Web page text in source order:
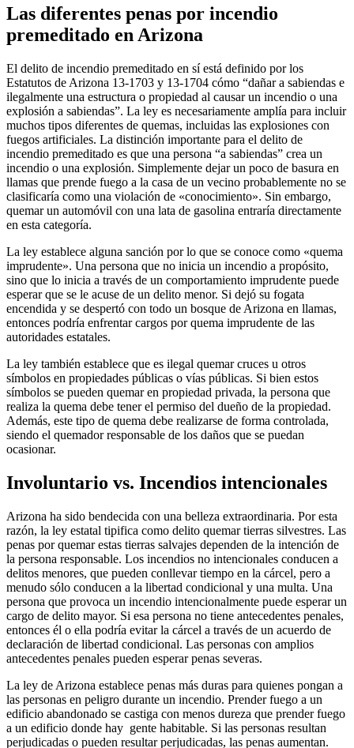
Las diferentes penas por incendio
premeditado en Arizona
El delito de incendio premeditado en sí está definido por los
Estatutos de Arizona 13-1703 y 13-1704 cómo “dañar a sabiendas e
ilegalmente una estructura o propiedad al causar un incendio o una
explosión a sabiendas”. La ley es necesariamente amplía para incluir
muchos tipos diferentes de quemas, incluidas las explosiones con
fuegos artificiales. La distinción importante para el delito de
incendio premeditado es que una persona “a sabiendas” crea un
incendio o una explosión. Simplemente dejar un poco de basura en
llamas que prende fuego a la casa de un vecino probablemente no se
clasificaría como una violación de «conocimiento». Sin embargo,
quemar un automóvil con una lata de gasolina entraría directamente
en esta categoría.
La ley establece alguna sanción por lo que se conoce como «quema
imprudente». Una persona que no inicia un incendio a propósito,
sino que lo inicia a través de un comportamiento imprudente puede
esperar que se le acuse de un delito menor. Si dejó su fogata
encendida y se despertó con todo un bosque de Arizona en llamas,
entonces podría enfrentar cargos por quema imprudente de las
autoridades estatales.
La ley también establece que es ilegal quemar cruces u otros
símbolos en propiedades públicas o vías públicas. Si bien estos
símbolos se pueden quemar en propiedad privada, la persona que
realiza la quema debe tener el permiso del dueño de la propiedad.
Además, este tipo de quema debe realizarse de forma controlada,
siendo el quemador responsable de los daños que se puedan
ocasionar.
Involuntario vs. Incendios intencionales
Arizona ha sido bendecida con una belleza extraordinaria. Por esta
razón, la ley estatal tipifica como delito quemar tierras silvestres. Las
penas por quemar estas tierras salvajes dependen de la intención de
la persona responsable. Los incendios no intencionales conducen a
delitos menores, que pueden conllevar tiempo en la cárcel, pero a
menudo sólo conducen a la libertad condicional y una multa. Una
persona que provoca un incendio intencionalmente puede esperar un
cargo de delito mayor. Si esa persona no tiene antecedentes penales,
entonces él o ella podría evitar la cárcel a través de un acuerdo de
declaración de libertad condicional. Las personas con amplios
antecedentes penales pueden esperar penas severas.
La ley de Arizona establece penas más duras para quienes pongan a
las personas en peligro durante un incendio. Prender fuego a un
edificio abandonado se castiga con menos dureza que prender fuego
a un edificio donde hay gente habitable. Si las personas resultan
perjudicadas o pueden resultar perjudicadas, las penas aumentan.